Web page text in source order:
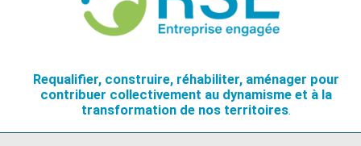
Requalifier, construire, réhabiliter, aménager pour
contribuer collectivement au dynamisme et à la
transformation de nos territoires.